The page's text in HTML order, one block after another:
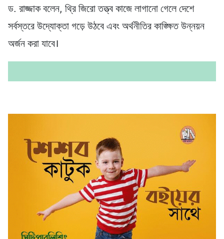
ড. রাজ্জাক বলেন, থ্রি জিরো তত্ত্ব কাজে লাগানো গেলে দেশে
সর্বস্তরে উদ্যোক্তা গড়ে উঠবে এবং অর্থনীতির কাঙ্ক্ষিত উন্নয়ন
অর্জন করা যাবে।